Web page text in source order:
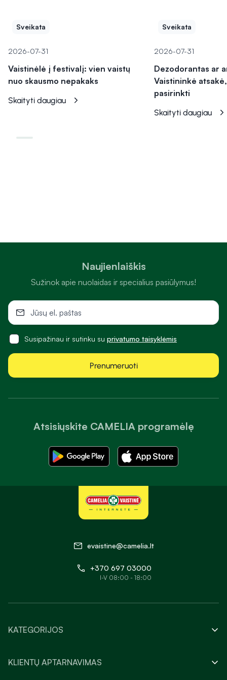
Sveikata
2026-07-31
Vaistinėlė į festivalį: vien vaistų
nuo skausmo nepakaks
Skaityti daugiau
Sveikata
2026-07-31
Dezodorantas ar
Vaistininkė
pasirinkti
Skaityti daugiau
Atsisiųskite CAMELIA programėlę
Naujienlaiškis
Sužinok apie nuolaidas ir specialius pasiūlymus!
Susipažinau ir sutinku su privatumo taisyklėmis
Prenumeruoti
evaistine@camelia.lt
+370 697 03000
I-V 08:00 - 18:00
KATEGORIJOS
KLIENTŲ APTARNAVIMAS